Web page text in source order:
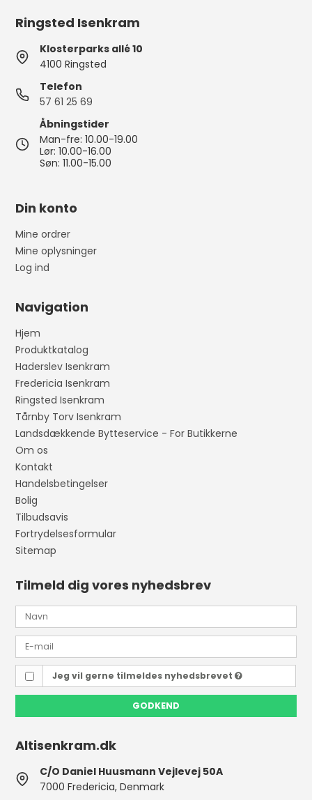
Ringsted Isenkram
Klosterparks allé 10
4100 Ringsted
Telefon
57 61 25 69
Åbningstider
Man-fre: 10.00-19.00
Lør: 10.00-16.00
Søn: 11.00-15.00
Din konto
Mine ordrer
Mine oplysninger
Log ind
Navigation
Hjem
Produktkatalog
Haderslev Isenkram
Fredericia Isenkram
Ringsted Isenkram
Tårnby Torv Isenkram
Landsdækkende Bytteservice - For Butikkerne
Om os
Kontakt
Handelsbetingelser
Bolig
Tilbudsavis
Fortrydelsesformular
Sitemap
Tilmeld dig vores nyhedsbrev
Jeg vil gerne tilmeldes nyhedsbrevet
GODKEND
Altisenkram.dk
C/O Daniel Huusmann Vejlevej 50A
7000 Fredericia, Denmark